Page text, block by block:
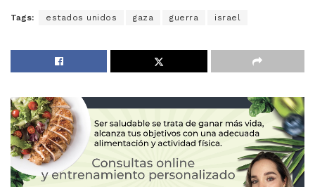
Tags: estados unidos gaza guerra israel